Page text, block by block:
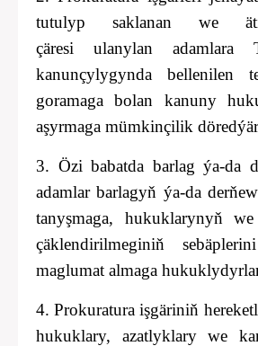
tutulyp saklanan we
çäresi ulanylan adamlara
kanunçylygynda bellenilen
goramaga bolan kanuny
aşyrmaga mümkinçilik
3. Özi babatda barlag ýa-da
adamlar barlagyň ýa-da
tanyşmaga, hukuklarynyň
çäklendirilmeginiň
maglumat almaga
4. Prokuratura işgäriniň
hukuklary, azatlyklary we